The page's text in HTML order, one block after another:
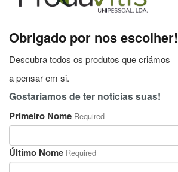
Obrigado por nos escolher!
Descubra todos os produtos que criámos
a pensar em si.
Gostariamos de ter noticias suas!
Primeiro Nome Required
Último Nome Required